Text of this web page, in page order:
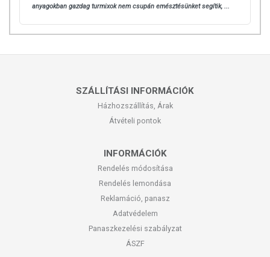
anyagokban gazdag turmixok nem csupán emésztésünket segítik, ...
SZÁLLÍTÁSI INFORMÁCIÓK
Házhozszállítás, Árak
Átvételi pontok
INFORMÁCIÓK
Rendelés módosítása
Rendelés lemondása
Reklamáció, panasz
Adatvédelem
Panaszkezelési szabályzat
ÁSZF